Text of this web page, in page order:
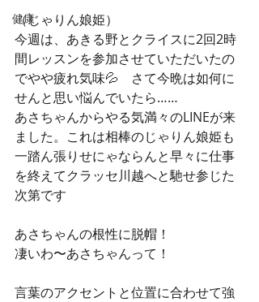
健康
（じゃりん娘姫）
今週は、あきる野とクライスに2回2時
間レッスンを参加させていただいたの
でやや疲れ気味💦　さて今晩は如何に
せんと思い悩んでいたら……
あさちゃんからやる気満々のLINEが来
ました。これは相棒のじゃりん娘姫も
一踏ん張りせにゃならんと早々に仕事
を終えてクラッセ川越へと馳せ参じた
次第です
あさちゃんの根性に脱帽！
凄いわ〜あさちゃんって！
言葉のアクセントと位置に合わせて強